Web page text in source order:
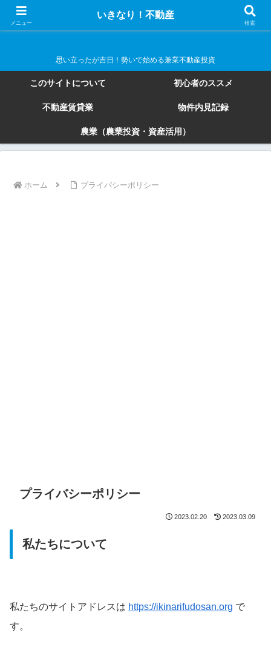
いきなり！不動産
思い立ったが吉日！勢いで始める兼業不動産投資
このサイトについて 初心者のススメ
不動産賃貸業 物件内見記録
農業（農業投資・資産活用）
ホーム プライバシーポリシー
プライバシーポリシー
2023.02.20 2023.03.09
私たちについて
私たちのサイトアドレスは https://ikinarifudosan.org で
す。
メニュー
いきなり！不動産
検索